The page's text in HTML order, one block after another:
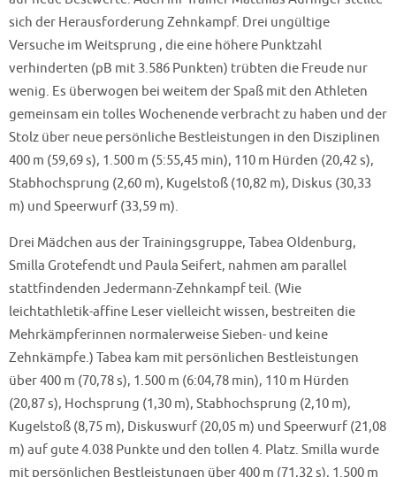
sich der Herausforderung Zehnkampf. Drei ungültige
Versuche im Weitsprung , die eine höhere Punktzahl
verhinderten (pB mit 3.586 Punkten) trübten die Freude nur
wenig. Es überwogen bei weitem der Spaß mit den Athleten
gemeinsam ein tolles Wochenende verbracht zu haben und der
Stolz über neue persönliche Bestleistungen in den Disziplinen
400 m (59,69 s), 1.500 m (5:55,45 min), 110 m Hürden (20,42 s),
Stabhochsprung (2,60 m), Kugelstoß (10,82 m), Diskus (30,33
m) und Speerwurf (33,59 m).
Drei Mädchen aus der Trainingsgruppe, Tabea Oldenburg,
Smilla Grotefendt und Paula Seifert, nahmen am parallel
stattfindenden Jedermann-Zehnkampf teil. (Wie
leichtathletik-affine Leser vielleicht wissen, bestreiten die
Mehrkämpferinnen normalerweise Sieben- und keine
Zehnkämpfe.) Tabea kam mit persönlichen Bestleistungen
über 400 m (70,78 s), 1.500 m (6:04,78 min), 110 m Hürden
(20,87 s), Hochsprung (1,30 m), Stabhochsprung (2,10 m),
Kugelstoß (8,75 m), Diskuswurf (20,05 m) und Speerwurf (21,08
m) auf gute 4.038 Punkte und den tollen 4. Platz. Smilla wurde
mit persönlichen Bestleistungen über 400 m (71,32 s), 1.500 m